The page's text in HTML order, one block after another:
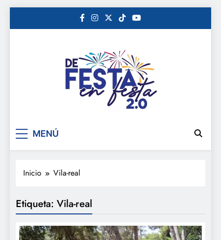
De festa en festa 2.0
MENÚ
Inicio Vila-real
Etiqueta: Vila-real